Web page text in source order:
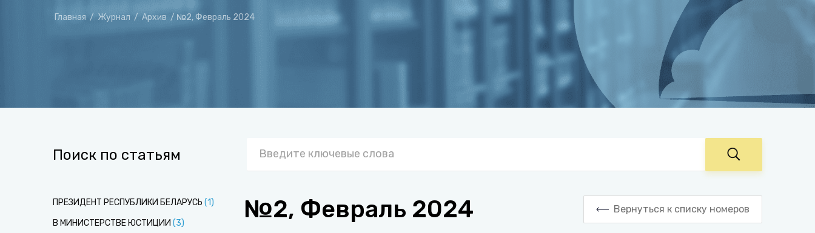
Главная / Журнал / Архив / №2, Февраль 2024
Поиск по статьям
ПРЕЗИДЕНТ РЕСПУБЛИКИ БЕЛАРУСЬ (1)
В МИНИСТЕРСТВЕ ЮСТИЦИИ (3)
№2, Февраль 2024 Вернуться к списку номеров